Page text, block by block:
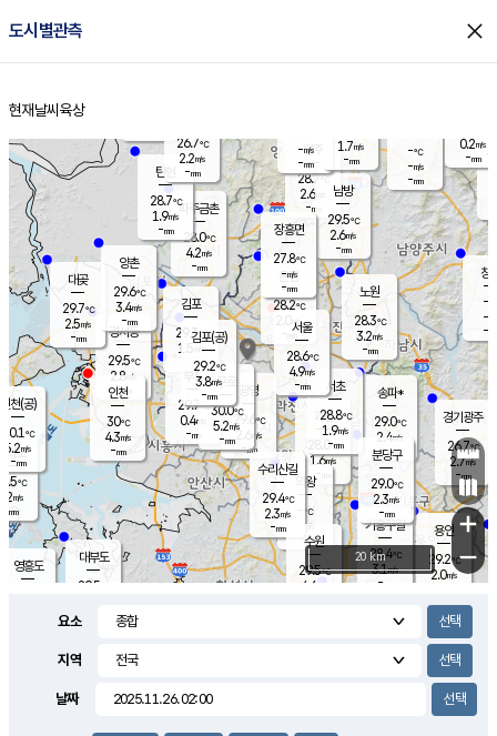
도시별관측 close
홈
현재날씨 육상
의도
℃
m/s
mm
영흥도
양주
28.7℃
2.6
-mm
과천
28.0℃
1.6m/s
- mm
용인
29.2℃
2.0m/s
경기광주
26.7℃
2.7m/s
-mm
3.8m/s
대부도
29.5
경서동
29.5℃
2.8 m/s
-mm
파주금촌
28.0℃
4.2m/s
-mm
-℃
-m/s
-mm
대곶
29.7℃
2.5m/s
-mm
창
-
-m/
-
탄현
28.7℃
1.9m/s
-mm
0.2m/s
-mm
의왕
- ℃
m/s
mm
김포
29.3℃
1.5 m/s
mm
광명
29.6 ℃
2.6 m/s
-mm
부천
29.7℃
0.4m/s
-mm
양촌
29.6℃
3.4m/s
-mm
구로
30.0℃
5.2m/s
-mm
은평
28.2℃
2.0 m/s
- mm
노원
28.3℃
3.2m/s
-mm
송파*
29.0℃
2.4m/s
-mm
서초
28.8℃
1.9m/s
-mm
남방
29.5℃
2.6m/s
-mm
기흥구갈
28.4℃
3.1m/s
-
수리산길
29.4℃
2.3m/s
-mm
분당구
29.0℃
2.3m/s
-mm
장흥면
27.8℃
-m/s
-mm
-m/s
-mm
인천(공)
30.1℃
5.2m/s
-mm
김포(공)
29.2℃
3.8m/s
-mm
수원
29.5℃
4.6 m/s
인천
30℃
4.3m/s
-mm
서울
28.6℃
4.9m/s
-mm
26.7℃
2.2m/s
-mm
1.7m/s
-mm
+
−
20 km
요소
지역
날짜